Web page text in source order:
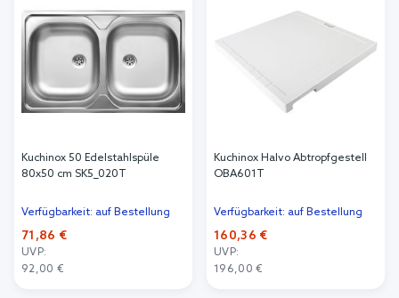
Kuchinox 50 Edelstahlspüle
80x50 cm SK5_020T
Verfügbarkeit: auf Bestellung
71,86 €
UVP:
92,00 €
Kuchinox Halvo Abtropfgestell
OBA601T
Verfügbarkeit: auf Bestellung
160,36 €
UVP:
196,00 €